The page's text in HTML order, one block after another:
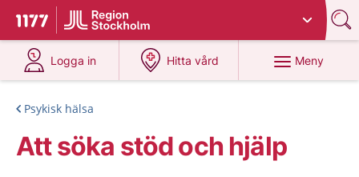
Till startsidan för 1177
Du har valt region
Logga in
på 1177.se
Hitta vård
på 1177.se
Meny
Psykisk hälsa
Att söka stöd och hjälp